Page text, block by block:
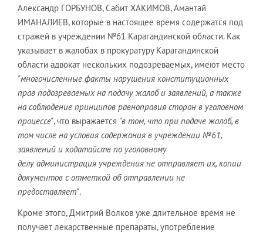
Александр ГОРБУНОВ, Сабит ХАКИМОВ, Амантай
ИМАНАЛИЕВ, которые в настоящее время содержатся под
стражей в учреждении №61 Карагандинской области. Как
указывает в жалобах в прокуратуру Карагандинской
области адвокат нескольких подозреваемых, имеют место
"многочисленные факты нарушения конституционных
прав подозреваемых на подачу жалоб и заявлений, а также
на соблюдение принципов равноправия сторон в уголовном
процессе", что выражается "в том, что при подаче жалоб, в
том числе на условия содержания в учреждении №61,
заявлений и ходатайств по уголовному
делу администрация учреждения не отправляет их, копии
документов с отметкой об отправлении не
предоставляет".
Кроме этого, Дмитрий Волков уже длительное время не
получает лекарственные препараты, употребление